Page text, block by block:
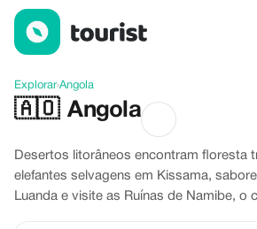
Descubra Angola
Explorar›Angola
🇦🇴 Angola
Desertos litorâneos encontram floresta
elefantes selvagens em Kissama,
Luanda e visite as Ruínas de Namibe, o